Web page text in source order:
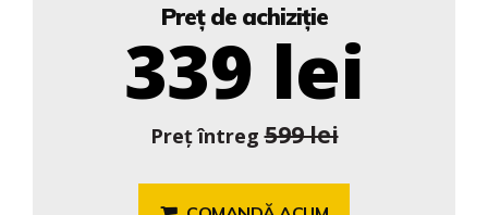
Preț de achiziție
339 lei
Preț întreg599 lei